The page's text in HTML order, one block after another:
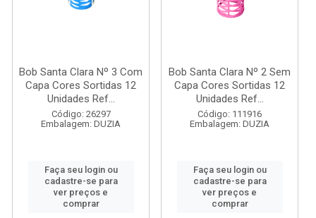
Bob Santa Clara Nº 3 Com
Capa Cores Sortidas 12
Unidades Ref...
Código: 26297
Embalagem: DUZIA
Faça seu login ou
cadastre-se para
ver preços e
comprar
Bob Santa Clara Nº 2 Sem
Capa Cores Sortidas 12
Unidades Ref...
Código: 111916
Embalagem: DUZIA
Faça seu login ou
cadastre-se para
ver preços e
comprar